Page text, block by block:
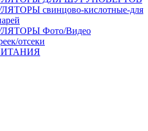
свинцово-кислотные-для
Фото/Видео
отсеки